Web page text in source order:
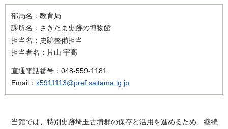
部局名：教育局
課所名：さきたま史跡の博物館
担当名：史跡整備担当
担当者名：片山 宇髙
直通電話番号：048-559-1181
Email： k5911113@pref.saitama.lg.jp
当館では、特別史跡埼玉古墳群の保存と活用を進めるため、継続